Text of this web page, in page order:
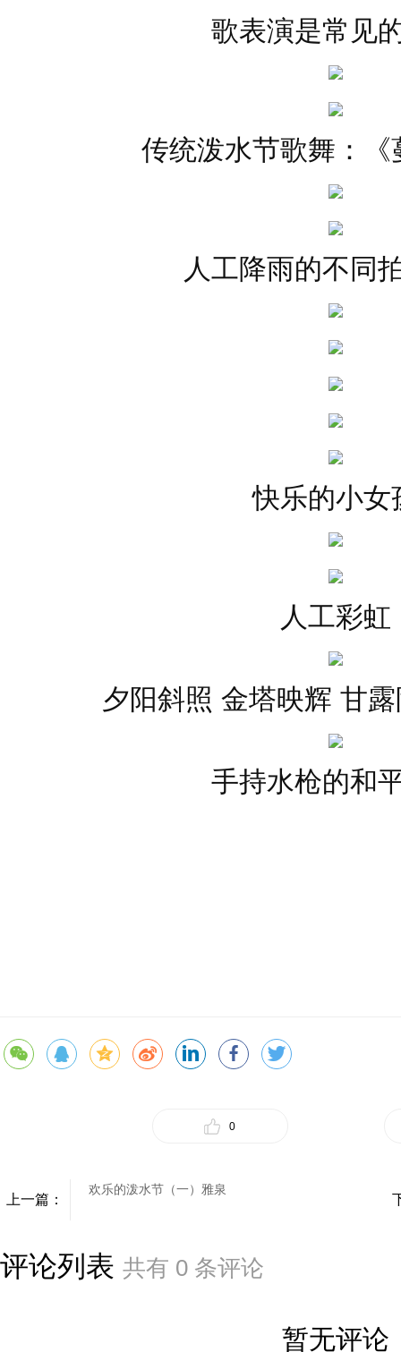
歌表演是常见
传统泼水节歌舞：《
人工降雨的不同
快乐的小女
人工彩虹
夕阳斜照 金塔映辉 甘
手持水枪的和
0
上一篇：
欢乐的泼水节（一）雅泉
评论列表 共有 0 条评论
暂无评论